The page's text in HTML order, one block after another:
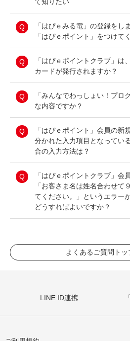
トクプランO、なっトクプラ
トクプランO for au
トがたまります。
※下記のご利用はポイント獲
・Edy等電子マネーのチャージ
・キャッシング利用
・カードローンの返済代金お
・分割払い・リボ払い等の手
・はぴePiTaPaご利用代金
・はぴeVISAカード年会費
・一部保険料
・海外キャッシュサービスご利
主に、「はぴｅVISAカード」
まが、「はぴｅみる電」で「
ービスを利用するために、お
す。ひもづけいただくことで
ード」発行時に、既にご登録
ひもづけに必要な「はぴｅポ
が不明である場合、お問い合
連絡ください。
お引っ越しやご契約の変更な
ぴｅみる電」でご利用いただ
イントクラブ」の会員情報等
合は、当社にて処理が必要と
い合わせフォーム よりご連絡
「はぴｅみる電」の登録をし
「はぴｅポイント」をつけて
ポイントの加算は「はぴｅみ
ｅポイントクラブ」が、ご登
りますため、申し訳ございま
に遡ってポイントを進呈する
す。
「はぴｅポイントクラブ」は
カードが発行されますか？
「はぴｅポイントクラブ」は
にご登録いただいているお客
ます。
お客さまのご希望なしにクレ
いたしません。
また、「はぴeVISAカード」
す。
「みんなでわっしょい！プロ
な内容ですか？
各団体のプロジェクトから、
ったプロジェクトを選定いた
ント」を使って、応援いただ
す。
詳しくは コチラ をご確認くだ
「はぴｅポイント」会員の新
分かれた入力項目となってい
合の入力方法は？
「はぴｅポイントクラブ」の
て、「姓」・「名」、「生年
入力いただく項目がございま
まにおきましては、以下の点
ご入力をお願いいたします。
・「生年月日」の入力項目に
いいたします。
「はぴｅポイントクラブ」会
「お客さま名は姓名合わせて
てください。」というエラー
どうすればよいですか？
までしか入力できません。
「姓」と「名」の合計が10文
した場合もエラーとなります
よくあるご質問トッ
LINE ID連携